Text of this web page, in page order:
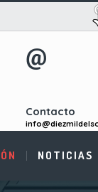
Contacto
NOTICIAS